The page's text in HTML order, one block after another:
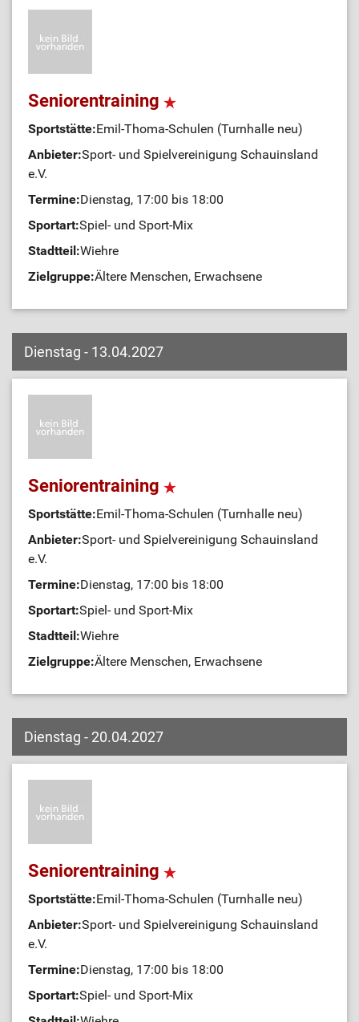
Seniorentraining
Sportstätte:Emil-Thoma-Schulen (Turnhalle neu)
Anbieter:Sport- und Spielvereinigung Schauinsland
e.V.
Termine:Dienstag, 17:00 bis 18:00
Sportart:Spiel- und Sport-Mix
Stadtteil:Wiehre
Zielgruppe:Ältere Menschen, Erwachsene
Dienstag - 13.04.2027
Seniorentraining
Sportstätte:Emil-Thoma-Schulen (Turnhalle neu)
Anbieter:Sport- und Spielvereinigung Schauinsland
e.V.
Termine:Dienstag, 17:00 bis 18:00
Sportart:Spiel- und Sport-Mix
Stadtteil:Wiehre
Zielgruppe:Ältere Menschen, Erwachsene
Dienstag - 20.04.2027
Seniorentraining
Sportstätte:Emil-Thoma-Schulen (Turnhalle neu)
Anbieter:Sport- und Spielvereinigung Schauinsland
e.V.
Termine:Dienstag, 17:00 bis 18:00
Sportart:Spiel- und Sport-Mix